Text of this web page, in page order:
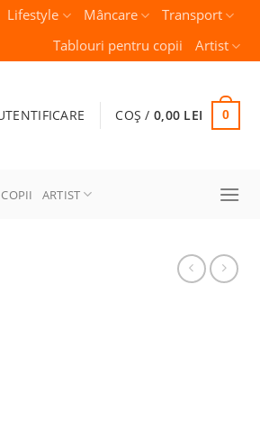
Lifestyle Mâncare
Transport
Tablouri pentru copii
Artist
COȘ / 0,00 LEI 0
ARTIST